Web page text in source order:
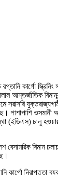
রপ্তানি কার্গো
আন্তর্জাতিক
যুক্তরাজ্যগামী
পাশাপাশিওসমানী
(ইডিএস) চালু হওয়ায়
বেসামরিক বিমান
কার্গো নিরাপত্তা